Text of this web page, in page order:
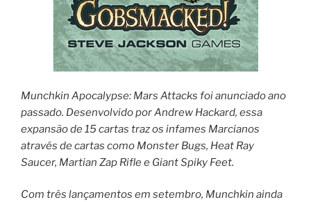
Munchkin Apocalypse: Mars Attacks foi anunciado ano
passado. Desenvolvido por Andrew Hackard, essa
expansão de 15 cartas traz os infames Marcianos
através de cartas como Monster Bugs, Heat Ray
Saucer, Martian Zap Rifle e Giant Spiky Feet.
Com três lançamentos em setembro, Munchkin ainda